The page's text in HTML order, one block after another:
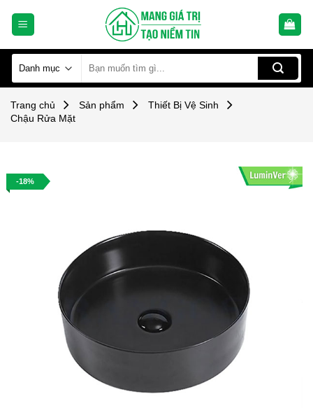
kiếm:
Trang chủ Sản phẩm
Thiết Bị Vệ Sinh
Chậu Rửa Mặt
-18%